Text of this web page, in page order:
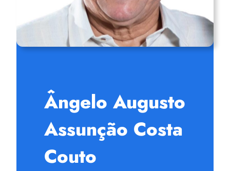
Ângelo Augusto
Assunção Costa
Couto